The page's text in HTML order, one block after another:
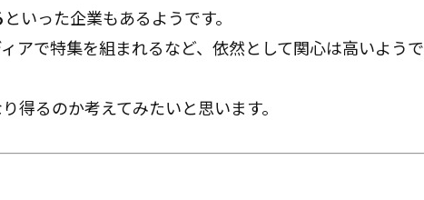
といった企業もあるようです。
アで特集を組まれるなど、依然として関心は高いようで
得るのか考えてみたいと思います。